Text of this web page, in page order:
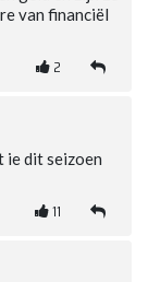
van financiël
2
ie dit seizoen
11